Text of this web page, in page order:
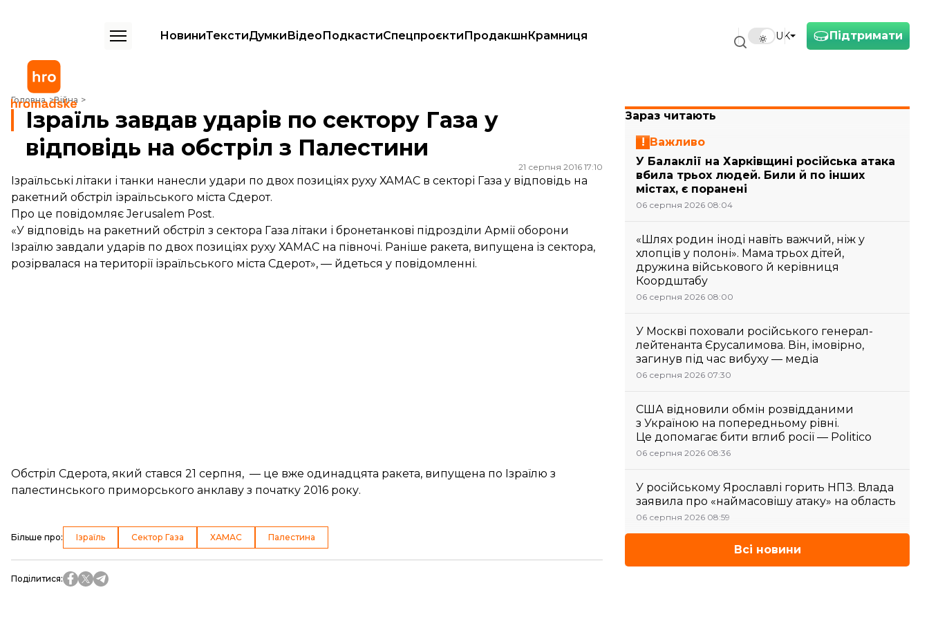
Підтримати
UK
НовиниТекстиДумкиВідеоПодкастиСпецпроєктиПродакшнКрамниця
Головна Війна
Ізраїль завдав ударів по сектору Газа у відповідь на обстріл з Палестини
Ізраїль завдав ударів по сектору Газа у
відповідь на обстріл з Палестини
21 серпня 2016 17:10
Ізраїльські літаки і танки нанесли удари по двох позиціях руху ХАМАС в секторі Газа у відповідь на
ракетний обстріл ізраїльського міста Сдерот.
Про це повідомляєJerusalem Post.
«У відповідь на ракетний обстріл з сектора Газа літаки і бронетанкові підрозділи Армії оборони
Ізраїлю завдали ударів по двох позиціях руху ХАМАС на півночі. Раніше ракета, випущена із сектора,
розірвалася на території ізраїльського міста Сдерот», — йдеться у повідомленні.
Обстріл Сдерота, який стався 21 серпня, — це вже одинадцята ракета, випущена по Ізраїлю з
палестинського приморського анклаву з початку 2016 року.
Більше про: Ізраїль Сектор Газа ХАМАС Палестина
Поділитися:
Зараз читають
Важливо
У Балаклії на Харківщині російська атака
вбила трьох людей. Били й по інших
містах, є поранені
06 серпня 2026 08:04
«Шлях родин іноді навіть важчий, ніж у
хлопців у полоні». Мама трьох дітей,
дружина військового й керівниця
Коордштабу
06 серпня 2026 08:00
У Москві поховали російського генерал-
лейтенанта Єрусалимова. Він, імовірно,
загинув під час вибуху — медіа
06 серпня 2026 07:30
США відновили обмін розвідданими
з Україною на попередньому рівні.
Це допомагає бити вглиб росії — Politico
06 серпня 2026 08:36
У російському Ярославлі горить НПЗ. Влада
заявила про «наймасовішу атаку» на область
06 серпня 2026 08:59
Всі новини